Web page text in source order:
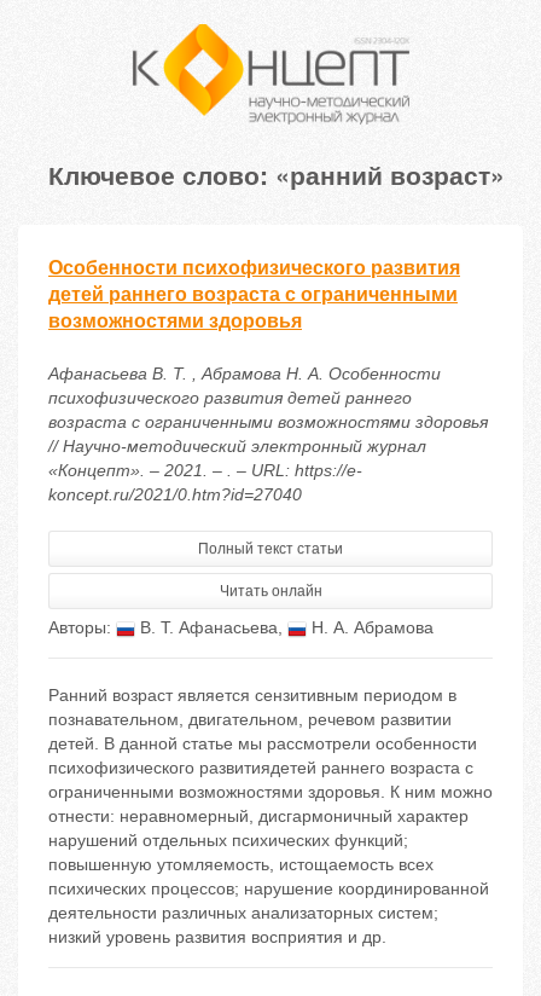
Ключевое слово: «ранний возраст»
Особенности психофизического развития
детей раннего возраста с ограниченными
возможностями здоровья
Афанасьева В. Т. , Абрамова Н. А. Особенности
психофизического развития детей раннего
возраста с ограниченными возможностями здоровья
// Научно-методический электронный журнал
«Концепт». – 2021. – . – URL: https://e-
koncept.ru/2021/0.htm?id=27040
Полный текст статьи
Читать онлайн
Авторы: В. Т. Афанасьева, Н. А. Абрамова
Ранний возраст является сензитивным периодом в
познавательном, двигательном, речевом развитии
детей. В данной статье мы рассмотрели особенности
психофизического развитиядетей раннего возраста с
ограниченными возможностями здоровья. К ним можно
отнести: неравномерный, дисгармоничный характер
нарушений отдельных психических функций;
повышенную утомляемость, истощаемость всех
психических процессов; нарушение координированной
деятельности различных анализаторных систем;
низкий уровень развития восприятия и др.